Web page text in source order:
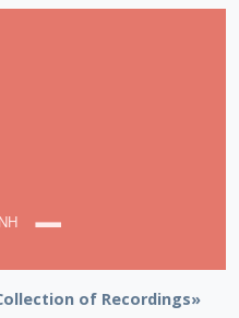
of Recordings»